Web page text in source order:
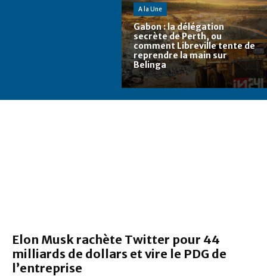
A la Une
Gabon : la délégation
secrète de Perth, ou
comment Libreville tente de
reprendre la main sur
Belinga
Elon Musk rachète Twitter pour 44
milliards de dollars et vire le PDG de
l’entreprise